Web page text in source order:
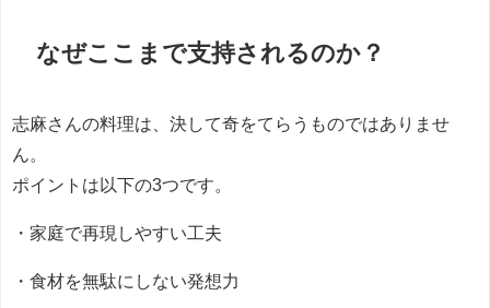
なぜここまで支持されるのか？
志麻さんの料理は、決して奇をてらうものではありませ
ん。
ポイントは以下の3つです。
・家庭で再現しやすい工夫
・食材を無駄にしない発想力